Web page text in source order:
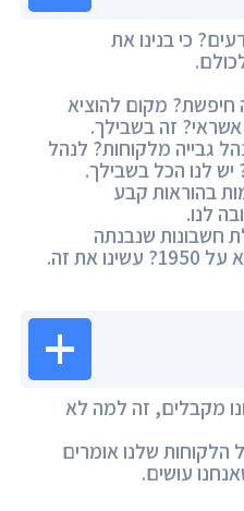
כי בנינו את
מקום להוציא
אשראי? זה בשבילך.
גבייה מלקוחות? לנהל
לנו הכל בשבילך.
בהוראות קבע
לנו.
חשבונות שנבנתה
במחשבה על שנת 2050 ולא על 1950? עשינו את זה.
מקבלים, זה למה לא
הלקוחות שלנו אומרים
עושים.